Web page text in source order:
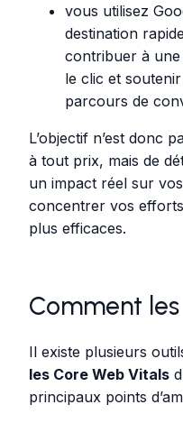
vous utilisez
destination
contribuer à
le clic et
parcours de
L’objectif n’est donc
à tout prix, mais de
un impact réel sur
concentrer vos
plus efficaces.
Comment
Il existe plusieurs
les Core Web Vitals
principaux points